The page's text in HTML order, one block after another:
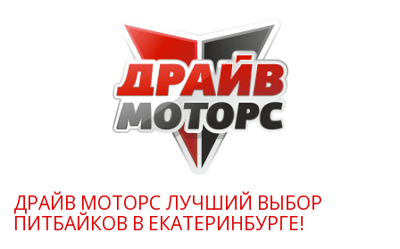
ДРАЙВ МОТОРС ЛУЧШИЙ ВЫБОР
ПИТБАЙКОВ В ЕКАТЕРИНБУРГЕ!